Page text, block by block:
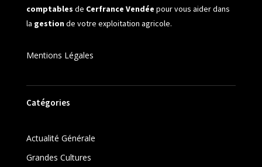
comptables de Cerfrance Vendée pour vous aider dans
la gestionde votre exploitation agricole.
Mentions Légales
Catégories
Actualité Générale
Grandes Cultures